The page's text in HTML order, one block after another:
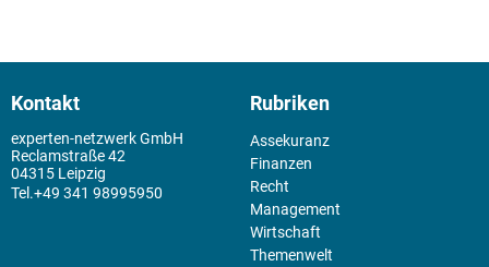
Kontakt
experten-netzwerk GmbH
Reclamstraße 42
04315 Leipzig
+49 341 98995950
Rubriken
Assekuranz
Finanzen
Recht
Management
Wirtschaft
Themenwelt